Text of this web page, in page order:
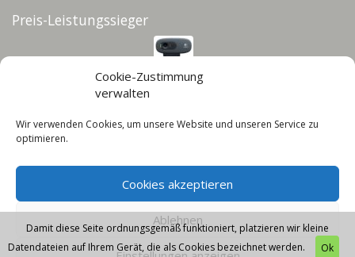
Cookie-Zustimmung
verwalten
Wir verwenden Cookies, um unsere Website und unseren Service zu
optimieren.
Cookies akzeptieren
Ablehnen
Preis-Leistungssieger
Infos
Cookie-Richtlinie (EU)
Damit diese Seite ordnungsgemäß funktioniert, platzieren wir kleine
Datendateien auf Ihrem Gerät, die als Cookies bezeichnet werden.
Ok